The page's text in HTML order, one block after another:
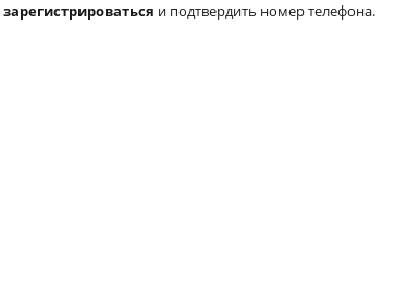
зарегистрироваться и подтвердить номер телефона.